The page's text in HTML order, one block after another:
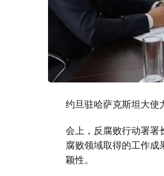
约旦驻哈萨克斯坦大使
会上，反腐败行动署署
腐败领域取得的工作成
颖性。